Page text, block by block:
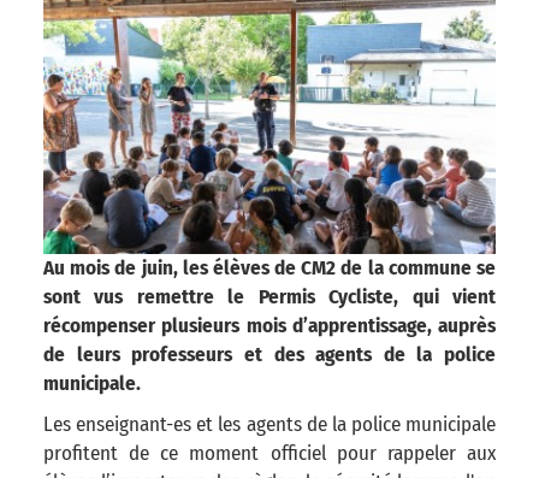
Au mois de juin, les élèves de CM2 de la commune se
sont vus remettre le Permis Cycliste, qui vient
récompenser plusieurs mois d’apprentissage, auprès
de leurs professeurs et des agents de la police
municipale.
Les enseignant-es et les agents de la police municipale
profitent de ce moment officiel pour rappeler aux